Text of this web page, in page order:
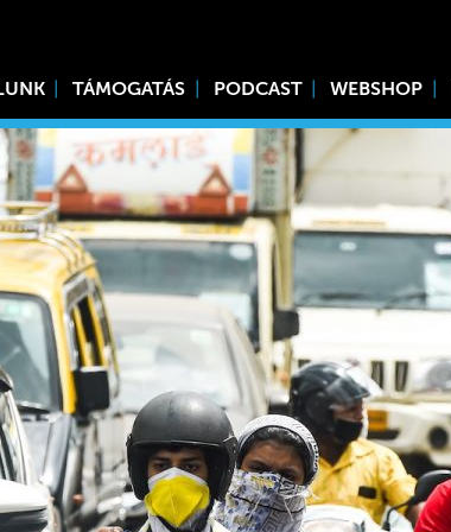
TÁMOGATÁS PODCAST WEBSHOP